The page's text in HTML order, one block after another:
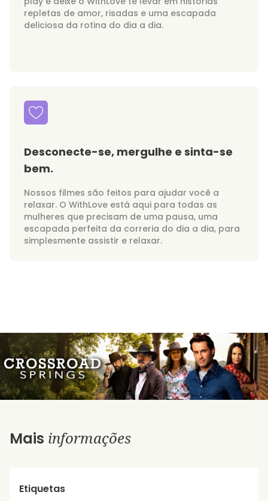
repletas de amor, risadas e uma escapada
deliciosa da rotina do dia a dia.
Desconecte-se, mergulhe e sinta-se
bem.
Nossos filmes são feitos para ajudar você a
relaxar. O WithLove está aqui para todas as
mulheres que precisam de uma pausa, uma
escapada perfeita da correria do dia a dia, para
simplesmente assistir e relaxar.
Mais informações
Etiquetas